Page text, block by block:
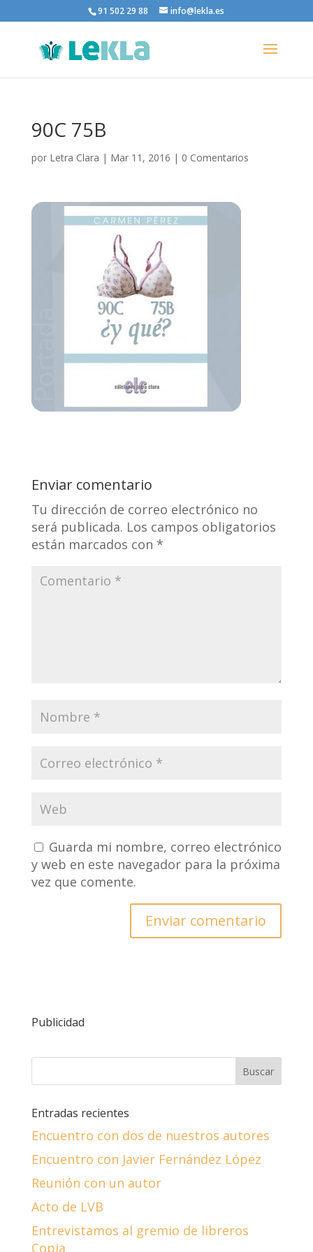
91 502 29 88 info@lekla.es
90C 75B
por Letra Clara | Mar 11, 2016 | 0 Comentarios
Enviar comentario
Tu dirección de correo electrónico no
será publicada. Los campos obligatorios
están marcados con *
Guarda mi nombre, correo electrónico
y web en este navegador para la próxima
vez que comente.
Publicidad
Entradas recientes
Encuentro con dos de nuestros autores
Encuentro con Javier Fernández López
Reunión con un autor
Acto de LVB
Entrevistamos al gremio de libreros
Copia